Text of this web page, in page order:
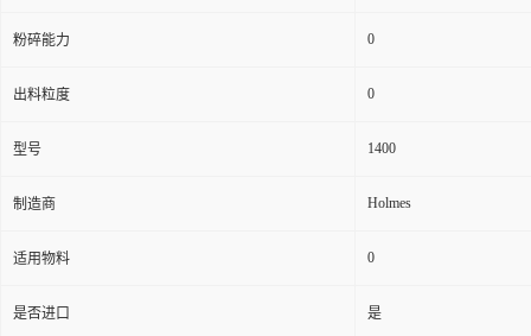
粉碎能力 0
出料粒度 0
型号 1400
制造商 Holmes
适用物料 0
是否进口 是